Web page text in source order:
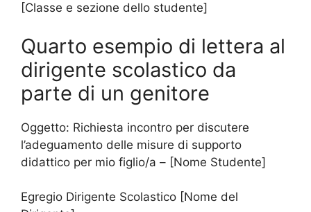
[Classe e sezione dello studente]
Quarto esempio di lettera al
dirigente scolastico da
parte di un genitore
Oggetto: Richiesta incontro per discutere
l’adeguamento delle misure di supporto
didattico per mio figlio/a – [Nome Studente]
Egregio Dirigente Scolastico [Nome del